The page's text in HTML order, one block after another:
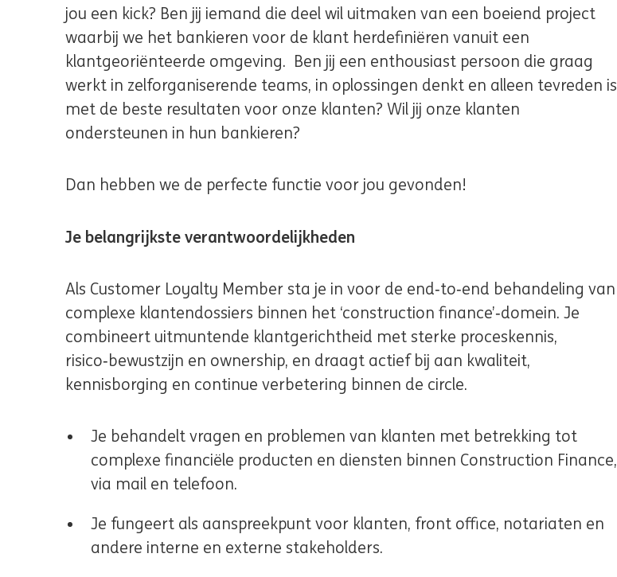
jou een kick? Ben jij iemand die deel wil uitmaken van een boeiend project
waarbij we het bankieren voor de klant herdefiniëren vanuit een
klantgeoriënteerde omgeving. Ben jij een enthousiast persoon die graag
werkt in zelforganiserende teams, in oplossingen denkt en alleen tevreden is
met de beste resultaten voor onze klanten? Wil jij onze klanten
ondersteunen in hun bankieren?
Dan hebben we de perfecte functie voor jou gevonden!
Je belangrijkste verantwoordelijkheden
Als Customer Loyalty Member sta je in voor de end‑to‑end behandeling van
complexe klantendossiers binnen het ‘construction finance’‑domein. Je
combineert uitmuntende klantgerichtheid met sterke proceskennis,
risico‑bewustzijn en ownership, en draagt actief bij aan kwaliteit,
kennisborging en continue verbetering binnen de circle.
Je behandelt vragen en problemen van klanten met betrekking tot
complexe financiële producten en diensten binnen Construction Finance,
via mail en telefoon.
Je fungeert als aanspreekpunt voor klanten, front office, notariaten en
andere interne en externe stakeholders.